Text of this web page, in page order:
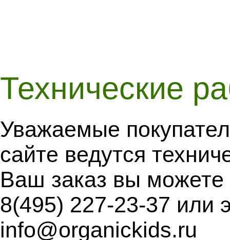
Технические
Уважаемые
сайте ведутся
Ваш заказ вы
8(495) 227-23-37 или
info@organickids.ru